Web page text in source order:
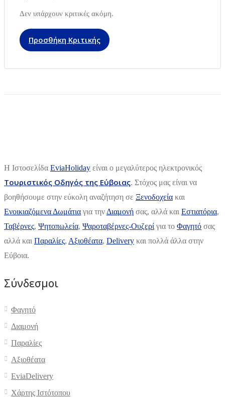
Δεν υπάρχουν κριτικές ακόμη.
Προσθήκη Κριτικής
H Ιστοσελίδα EviaHoliday είναι ο μεγαλύτερος ηλεκτρονικός
Τουριστικός Οδηγός της Εύβοιας. Στόχος μας είναι να
βοηθήσουμε στην εύκολη αναζήτηση σε Ξενοδοχεία και
Ενοικιαζόμενα Δωμάτια για την Διαμονή σας, αλλά και Εστιατόρια,
Ταβέρνες, Ψητοπωλεία, Ψαροταβέρνες-Ουζερί για το Φαγητό σας
αλλά και Παραλίες, Αξιοθέατα, Delivery και πολλά άλλα στην
Εύβοια.
Σύνδεσμοι
Φαγητό
Διαμονή
Παραλίες
Αξιοθέατα
EviaDelivery
Χάρτης Ιστότοπου